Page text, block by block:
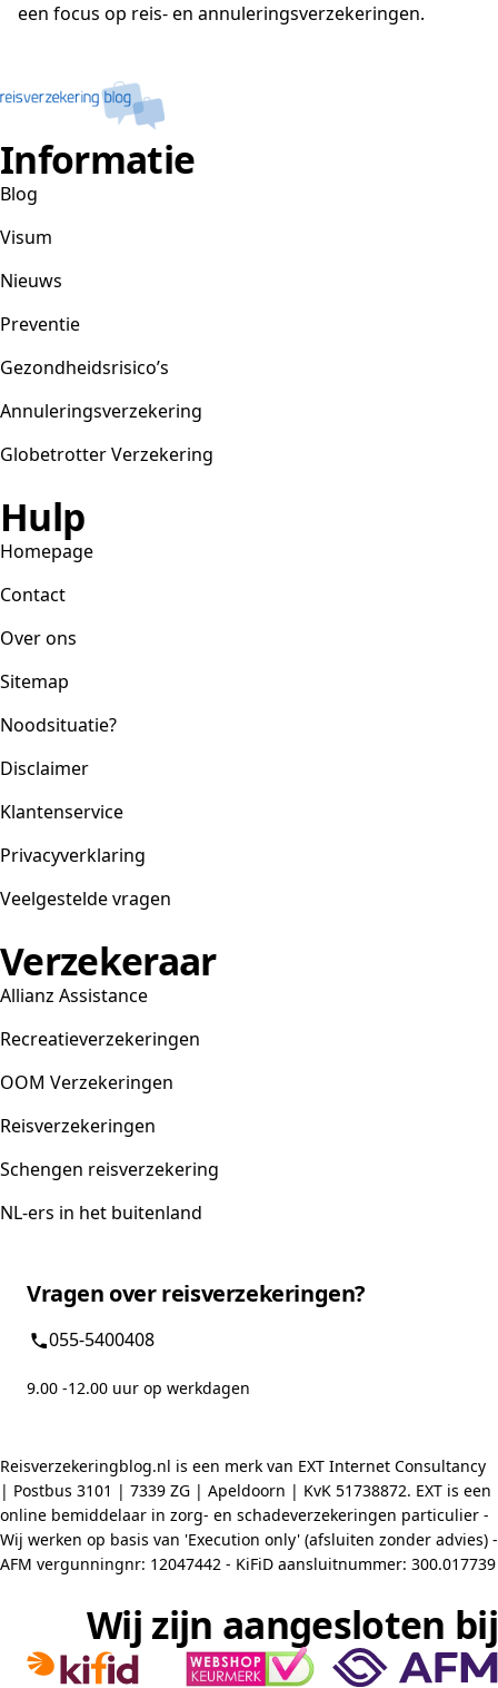
een focus op reis- en annuleringsverzekeringen.
Informatie
Blog
Visum
Nieuws
Preventie
Gezondheidsrisico’s
Annuleringsverzekering
Globetrotter Verzekering
Hulp
Homepage
Contact
Over ons
Sitemap
Noodsituatie?
Disclaimer
Klantenservice
Privacyverklaring
Veelgestelde vragen
Verzekeraar
Allianz Assistance
Recreatieverzekeringen
OOM Verzekeringen
Reisverzekeringen
Schengen reisverzekering
NL-ers in het buitenland
Vragen over reisverzekeringen?
055-5400408
9.00 -12.00 uur op werkdagen
Reisverzekeringblog.nl is een merk van EXT Internet Consultancy
| Postbus 3101 | 7339 ZG | Apeldoorn | KvK 51738872. EXT is een
online bemiddelaar in zorg- en schadeverzekeringen particulier -
Wij werken op basis van 'Execution only' (afsluiten zonder advies) -
AFM vergunningnr: 12047442 - KiFiD aansluitnummer: 300.017739
Wij zijn aangesloten bij